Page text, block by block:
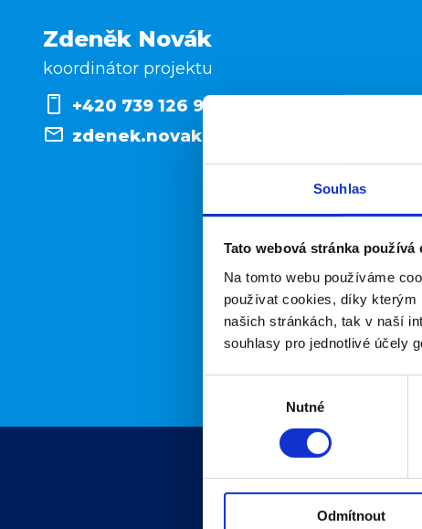
Souhlas
Tato webová stránka používá
Na tomto webu používáme
používat cookies, díky kterým
našich stránkách, tak v naší
souhlasy pro jednotlivé účely
Nutné
Odmítnout
Zdeněk Novák
koordinátor projektu
+420 739 126 946
zdenek.novak@cot.cz